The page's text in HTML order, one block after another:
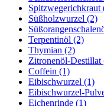
Spitzwegerichkraut
Süßholzwurzel (2)
Terpentinöl (2)
Thymian (2)
Zitronenöl-Destillat
Coffein (1)
Eibischwurzel (1)
Eibischwurzel-
Eichenrinde (1)